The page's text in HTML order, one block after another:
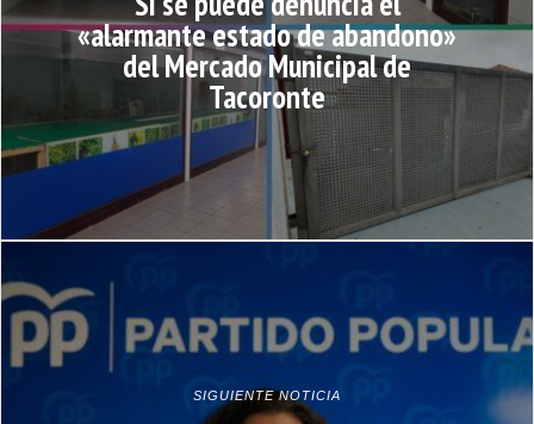
«alarmante estado de abandono»
del Mercado Municipal de
Tacoronte
SIGUIENTE NOTICIA